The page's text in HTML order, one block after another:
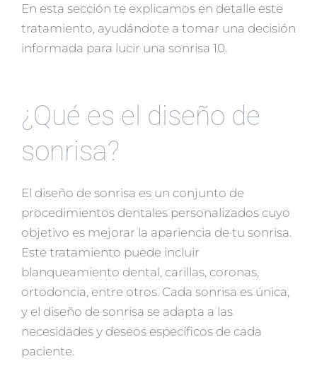
En esta sección te explicamos en detalle este
tratamiento, ayudándote a tomar una decisión
informada para lucir una sonrisa 10.
¿Qué es el diseño de
sonrisa?
El diseño de sonrisa es un conjunto de
procedimientos dentales personalizados cuyo
objetivo es mejorar la apariencia de tu sonrisa.
Este tratamiento puede incluir
blanqueamiento dental, carillas, coronas,
ortodoncia, entre otros. Cada sonrisa es única,
y el diseño de sonrisa se adapta a las
necesidades y deseos específicos de cada
paciente.